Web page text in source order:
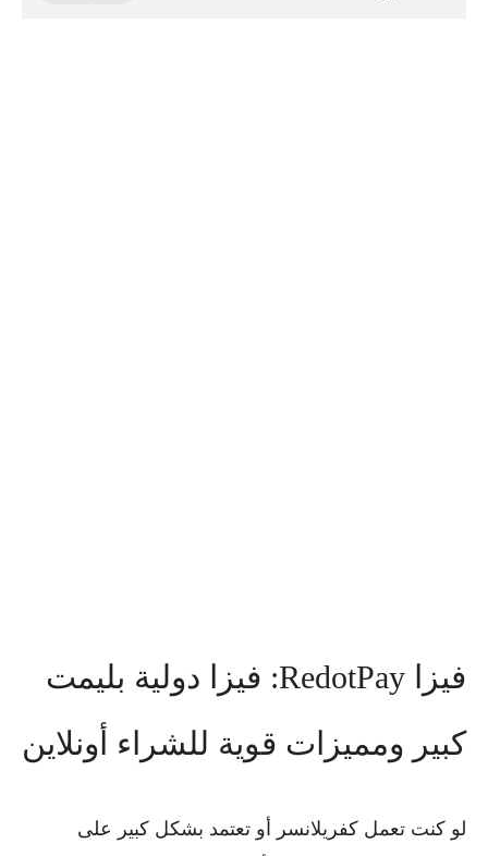
فيزا RedotPay: فيزا دولية بليمت
كبير ومميزات قوية للشراء أونلاين
لو كنت تعمل كفريلانسر أو تعتمد بشكل كبير على